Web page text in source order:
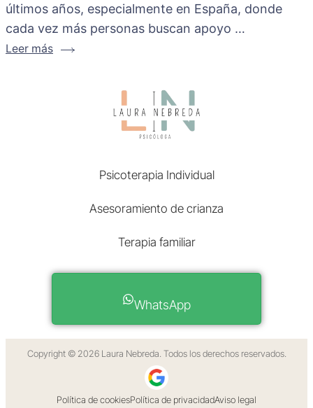
últimos años, especialmente en España, donde
cada vez más personas buscan apoyo …
Leer más
Psicoterapia Individual
Asesoramiento de crianza
Terapia familiar
WhatsApp
Copyright © 2026 Laura Nebreda. Todos los derechos reservados.
Política de cookiesPolítica de privacidadAviso legal
Laura Nebreda Psicología